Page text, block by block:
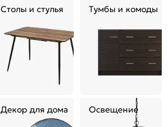
Столы и стулья Тумбы и комоды
Декор для дома Освещение